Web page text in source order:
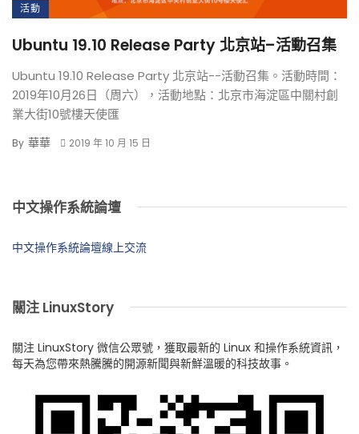
活動
Ubuntu 19.10 Release Party 北京站–活動召集
Ubuntu 19.10 Release Party 北京站--活動召集。活動時間：
2019年10月26日（周六），活動地點：北京市海淀區中關村創
業大街10號樓天使匯
By 華華 2019 年 10 月 15 日
中文操作系統論壇
中文操作系統論壇線上交流
關注 LinuxStory
關注 LinuxStory 微信公眾號，獲取最新的 Linux 和操作系統資訊，
每天為您帶來熱騰騰的開源新聞與新鮮溫暖的科技故事。